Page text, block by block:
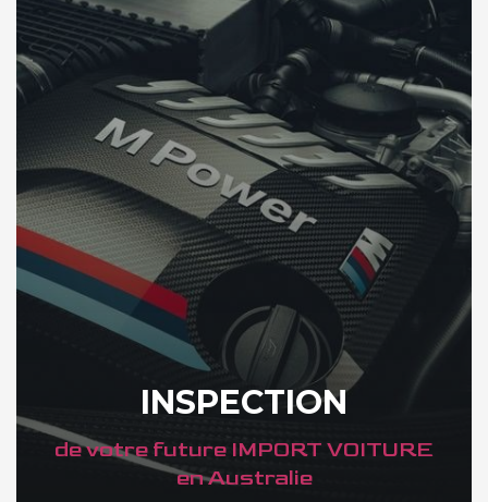
INSPECTION
de votre future IMPORT VOITURE
en Australie